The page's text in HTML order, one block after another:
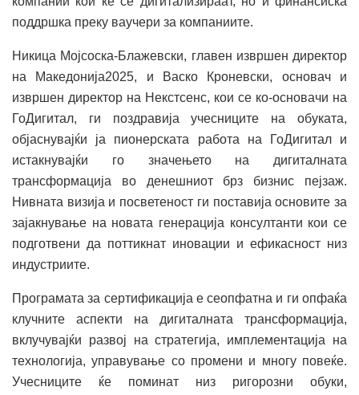
поддршка преку ваучери за компаниите.
Никица Мојсоска-Блажевски, главен извршен директор
на Македонија2025, и Васко Кроневски, основач и
извршен директор на Некстсенс, кои се ко-основачи на
ГоДигитал, ги поздравија учесниците на обуката,
објаснувајќи ја пионерската работа на ГоДигитал и
истакнувајќи го значењето на дигиталната
трансформација во денешниот брз бизнис пејзаж.
Нивната визија и посветеност ги поставија основите за
зајакнување на новата генерација консултанти кои се
подготвени да поттикнат иновации и ефикасност низ
индустриите.
Програмата за сертификација е сеопфатна и ги опфаќа
клучните аспекти на дигиталната трансформација,
вклучувајќи развој на стратегија, имплементација на
технологија, управување со промени и многу повеќе.
Учесниците ќе поминат низ ригорозни обуки,